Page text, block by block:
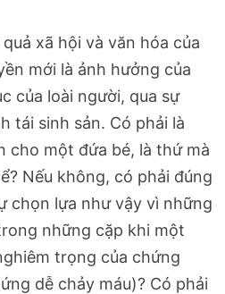
xã hội và văn hóa của
mới là ảnh hưởng của
của loài người, qua sự
tái sinh sản. Có phải là
cho một đứa bé, là thứ mà
Nếu không, có phải đúng
chọn lựa như vậy vì những
những cặp khi một
trọng của chứng
dễ chảy máu)? Có phải